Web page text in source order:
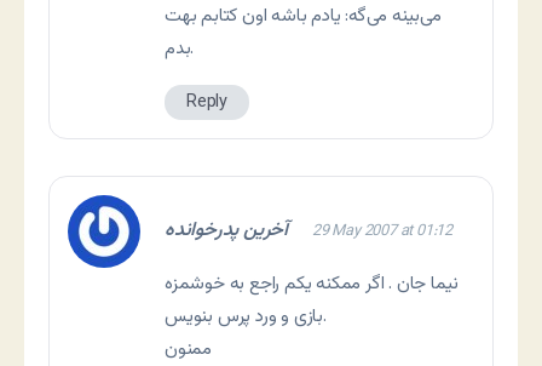
می‌بینه می‌گه: یادم باشه اون کتابم بهت
بدم.
Reply
آخرین پدرخوانده 29 May 2007 at 01:12
نیما جان . اگر ممکنه یکم راجع به خوشمزه
بازی و ورد پرس بنویس.
ممنون